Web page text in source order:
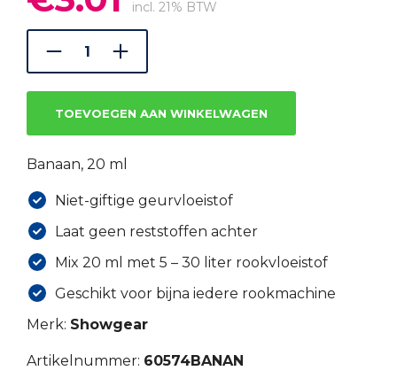
prijs
was:
€4.17.
prijs
is:
€3.01.
incl. 21% BTW
TOEVOEGEN AAN WINKELWAGEN
Banaan, 20 ml
Niet-giftige geurvloeistof
Laat geen reststoffen achter
Mix 20 ml met 5 – 30 liter rookvloeistof
Geschikt voor bijna iedere rookmachine
Merk: Showgear
Artikelnummer: 60574BANAN